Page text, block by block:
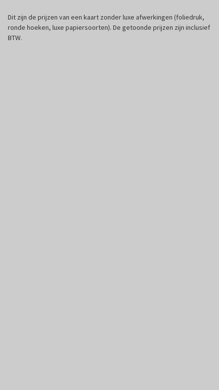
Dit zijn de prijzen van een kaart zonder luxe afwerkingen (foliedruk,
ronde hoeken, luxe papiersoorten). De getoonde prijzen zijn inclusief
BTW.